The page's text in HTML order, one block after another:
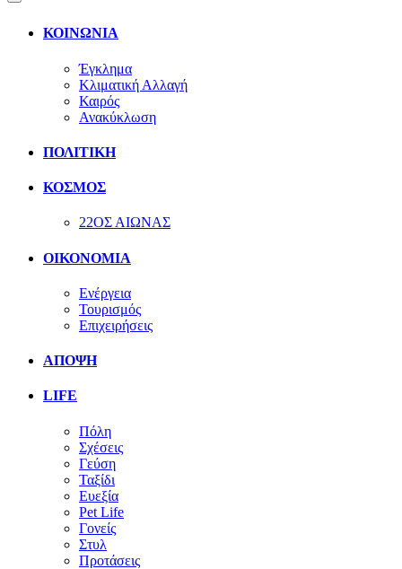
ΚΟΙΝΩΝΙΑ
Έγκλημα
Κλιματική Αλλαγή
Καιρός
Ανακύκλωση
ΠΟΛΙΤΙΚΗ
ΚΟΣΜΟΣ
22ΟΣ ΑΙΩΝΑΣ
ΟΙΚΟΝΟΜΙΑ
Ενέργεια
Τουρισμός
Επιχειρήσεις
ΑΠΟΨΗ
LIFE
Πόλη
Σχέσεις
Γεύση
Ταξίδι
Ευεξία
Pet Life
Γονείς
Στυλ
Προτάσεις